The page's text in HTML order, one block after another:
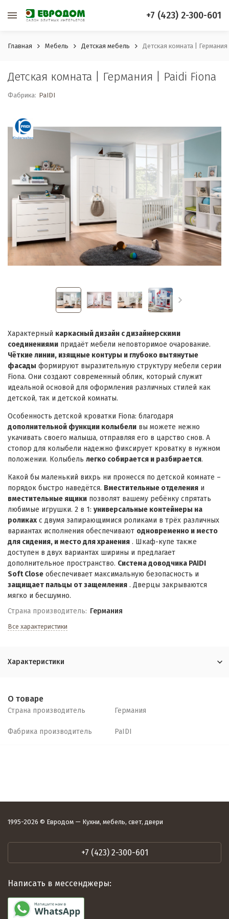
+7 (423) 2-300-601
Главная Мебель Детская мебель Детская комната |
Детская комната | Германия | Paidi Fiona
Фабрика: PaIDI
Характерный каркасный дизайн с дизайнерскими
соединениями придаёт мебели неповторимое очарование.
Чёткие линии, изящные контуры и глубоко вытянутые
фасады формируют выразительную структуру мебели серии
Fiona. Они создают современный облик, который служит
идеальной основой для оформления различных стилей как
детской, так и детской комнаты.
Особенность детской кроватки Fiona: благодаря
дополнительной функции колыбели вы можете нежно
укачивать своего малыша, отправляя его в царство снов. А
стопор для колыбели надежно фиксирует кроватку в нужном
положении. Колыбель легко собирается и разбирается.
Какой бы маленький вихрь ни пронесся по детской комнате –
порядок быстро наведётся. Вместительные отделения и
вместительные ящики позволят вашему ребёнку спрятать
любимые игрушки. 2 в 1: универсальные контейнеры на
роликах с двумя запирающимися роликами в трёх различных
вариантах исполнения обеспечивают одновременно и место
для сидения, и место для хранения . Шкаф-купе также
доступен в двух вариантах ширины и предлагает
дополнительное пространство. Система доводчика PAIDI
Soft Close обеспечивает максимальную безопасность и
защищает пальцы от защемления . Дверцы закрываются
мягко и бесшумно.
Страна производитель: Германия
Все характеристики
Характеристики
О товаре
Страна производитель Германия
Фабрика производитель PaIDI
1995-2026 © Евродом — Кухни, мебель, свет, двери
+7 (423) 2-300-601
Написать в мессенджеры: